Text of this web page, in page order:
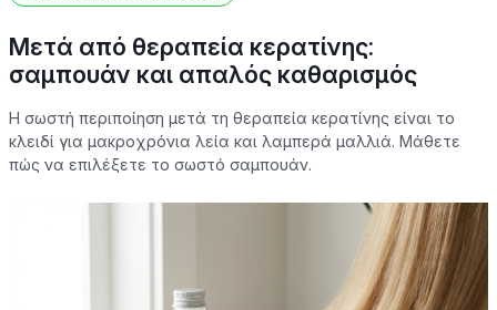
Μετά από θεραπεία κερατίνης:
σαμπουάν και απαλός καθαρισμός
Η σωστή περιποίηση μετά τη θεραπεία κερατίνης είναι το
κλειδί για μακροχρόνια λεία και λαμπερά μαλλιά. Μάθετε
πώς να επιλέξετε το σωστό σαμπουάν.